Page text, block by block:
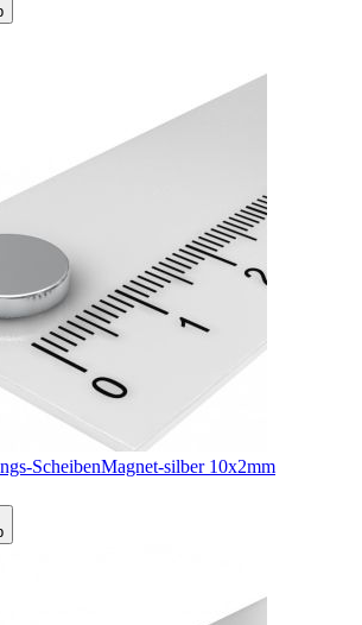
ScheibenMagnet-silber 10x2mm